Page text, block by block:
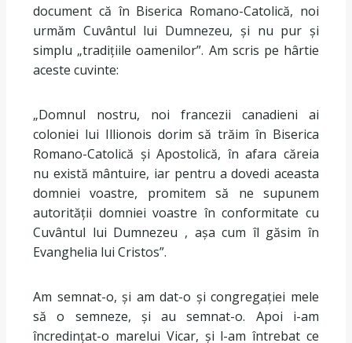
document că în Biserica Romano-Catolică, noi
urmăm Cuvântul lui Dumnezeu, și nu pur și
simplu „tradițiile oamenilor”. Am scris pe hârtie
aceste cuvinte:
„Domnul nostru, noi francezii canadieni ai
coloniei lui Illionois dorim să trăim în Biserica
Romano-Catolică și Apostolică, în afara căreia
nu există mântuire, iar pentru a dovedi aceasta
domniei voastre, promitem să ne supunem
autorității domniei voastre în conformitate cu
Cuvântul lui Dumnezeu , așa cum îl găsim în
Evanghelia lui Cristos”.
Am semnat-o, și am dat-o și congregației mele
să o semneze, și au semnat-o. Apoi i-am
încredințat-o marelui Vicar, și l-am întrebat ce